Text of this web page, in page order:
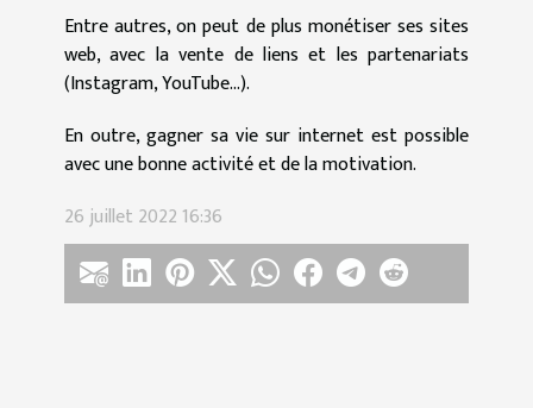
Entre autres, on peut de plus monétiser ses sites
web, avec la vente de liens et les partenariats
(Instagram, YouTube...).
En outre, gagner sa vie sur internet est possible
avec une bonne activité et de la motivation.
26 juillet 2022 16:36